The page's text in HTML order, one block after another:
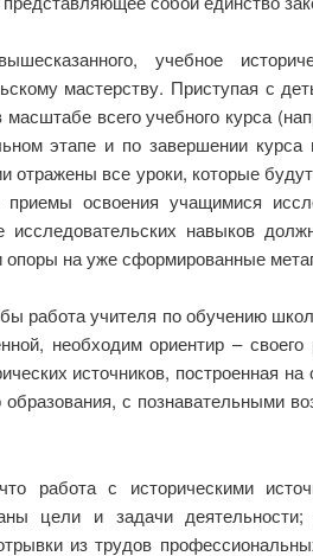
учебное
мастерству. Приступая с
масштабе всего учебного курса
этапе и по завершении
отражены все уроки, которые
приемы освоения учащимися
исследовательских навыков
опоры на уже сформированные
работа учителя по обучению
необходим ориентир –
источников, построенная
образования, с познавательными
работа с историческими
цели и задачи
из трудов